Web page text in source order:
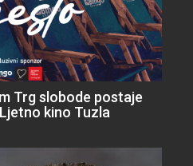
Trg slobode postaje
kino Tuzla